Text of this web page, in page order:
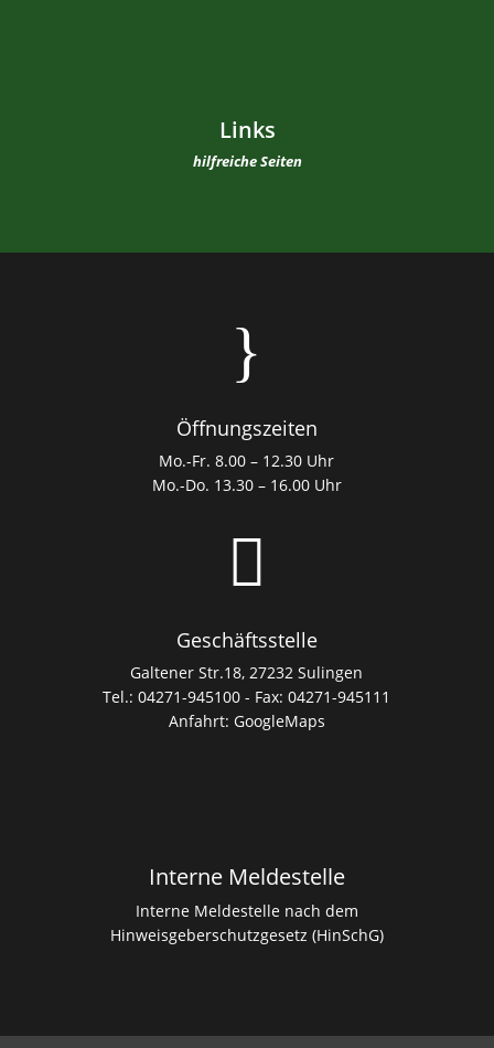
Links
hilfreiche Seiten
}
Öffnungszeiten
Mo.-Fr. 8.00 – 12.30 Uhr
Mo.-Do. 13.30 – 16.00 Uhr

Geschäftsstelle
Galtener Str.18, 27232 Sulingen
Tel.: 04271-945100 - Fax: 04271-945111
Anfahrt: GoogleMaps
Interne Meldestelle
Interne Meldestelle nach dem
Hinweisgeberschutzgesetz (HinSchG)